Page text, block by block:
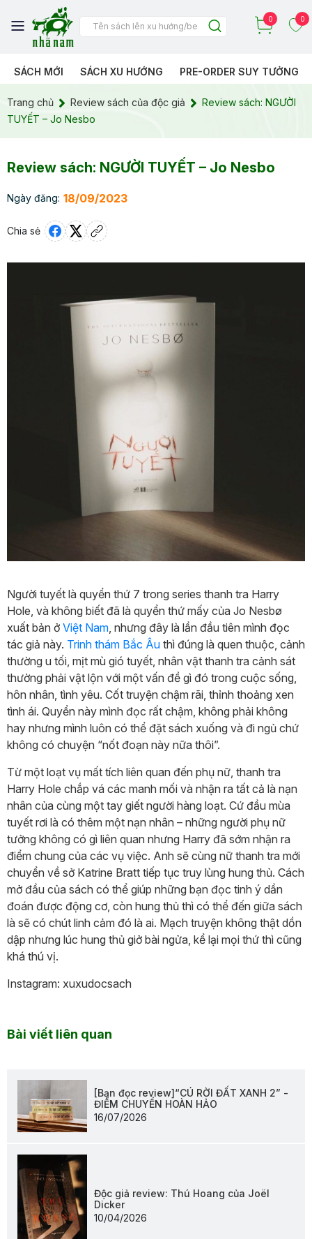
0 0
SÁCH MỚI SÁCH XU HƯỚNG PRE-ORDER SUY TƯỞNG
Trang chủ Review sách của độc giả
Review sách: NGƯỜI
TUYẾT – Jo Nesbo
Review sách: NGƯỜI TUYẾT – Jo Nesbo
Ngày đăng: 18/09/2023
Chia sẻ
Người tuyết là quyển thứ 7 trong series thanh tra Harry
Hole, và không biết đã là quyển thứ mấy của Jo Nesbø
xuất bản ở Việt Nam , nhưng đây là lần đầu tiên mình đọc
tác giả này. Trinh thám Bắc Âu thì đúng là quen thuộc, cảnh
thường u tối, mịt mù gió tuyết, nhân vật thanh tra cảnh sát
thường phải vật lộn với một vấn đề gì đó trong cuộc sống,
hôn nhân, tình yêu. Cốt truyện chậm rãi, thỉnh thoảng xen
tình ái. Quyển này mình đọc rất chậm, không phải không
hay nhưng mình luôn có thể đặt sách xuống và đi ngủ chứ
không có chuyện “nốt đoạn này nữa thôi”.
Từ một loạt vụ mất tích liên quan đến phụ nữ, thanh tra
Harry Hole chắp vá các manh mối và nhận ra tất cả là nạn
nhân của cùng một tay giết người hàng loạt. Cứ đầu mùa
tuyết rơi là có thêm một nạn nhân – những người phụ nữ
tưởng không có gì liên quan nhưng Harry đã sớm nhận ra
điểm chung của các vụ việc. Anh sẽ cùng nữ thanh tra mới
chuyển về sở Katrine Bratt tiếp tục truy lùng hung thủ. Cách
mở đầu của sách có thể giúp những bạn đọc tinh ý dần
đoán được động cơ, còn hung thủ thì có thể đến giữa sách
là sẽ có chút linh cảm đó là ai. Mạch truyện không thật dồn
dập nhưng lúc hung thủ giở bài ngửa, kể lại mọi thứ thì cũng
khá thú vị.
Instagram: xuxudocsach
Bài viết liên quan
[Bạn đọc review]“CÚ RỜI ĐẤT XANH 2” -
ĐIỂM CHUYỂN HOÀN HẢO
16/07/2026
Độc giả review: Thú Hoang của Joël
Dicker
10/04/2026